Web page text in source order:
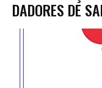
DADORES DE